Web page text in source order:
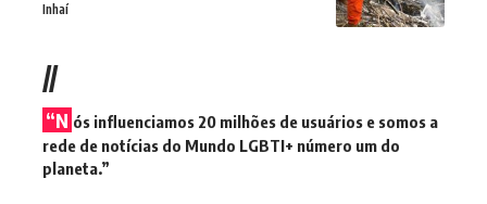
Inhaí
//
“N ós influenciamos 20 milhões de usuários e somos a
rede de notícias do Mundo LGBTI+ número um do
planeta.”